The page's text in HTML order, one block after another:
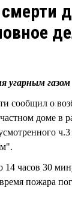
угарным газом
сообщил о
доме в
14 часов 30
пожара